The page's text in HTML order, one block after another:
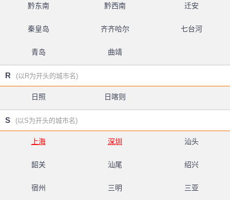
黔东南 黔西南 迁安
秦皇岛 齐齐哈尔 七台河
青岛 曲靖
R (以R为开头的城市名)
日照 日喀则
S (以S为开头的城市名)
上海 深圳 汕头
韶关 汕尾 绍兴
宿州 三明 三亚